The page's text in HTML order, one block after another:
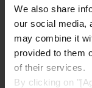
We also share
our social media,
may combine it
provided to them
of their services.
By clicking on
Verfügbar,
Zum